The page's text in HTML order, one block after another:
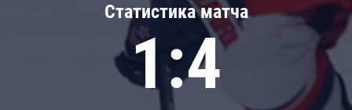
Статистика матча
1:4